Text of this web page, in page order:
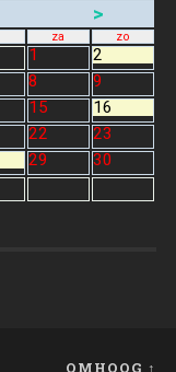
>
za zo
1
2
8
9
15
16
22
23
29
30
OMHOOG ↑